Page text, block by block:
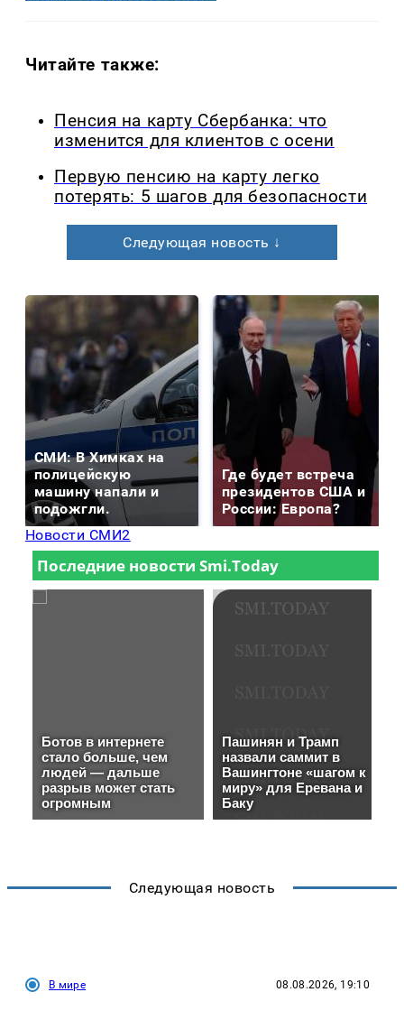
Читайте также:
Пенсия на карту Сбербанка: что
изменится для клиентов с осени
Первую пенсию на карту легко
потерять: 5 шагов для безопасности
Следующая новость ↓
СМИ: В Химках на
полицейскую
машину напали и
подожгли.
Где будет встреча
президентов США и
России: Европа?
Новости СМИ2
Следующая новость
В мире 08.08.2026, 19:10